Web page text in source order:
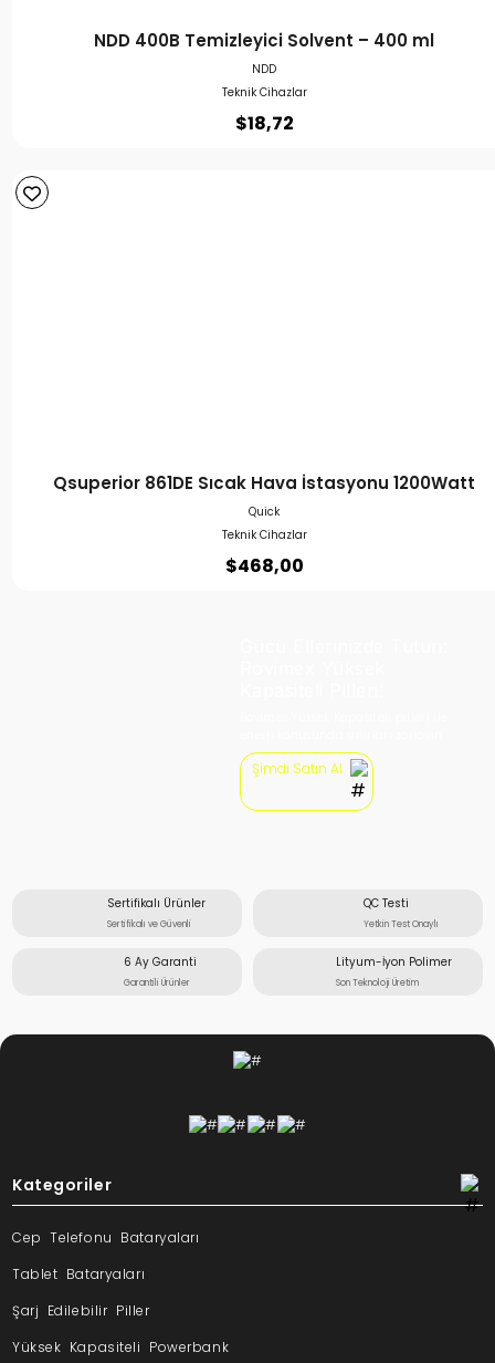
NDD 400B Temizleyici Solvent – 400 ml
NDD
Teknik Cihazlar
$18,72
Qsuperior 861DE Sıcak Hava İstasyonu 1200Watt
Quick
Teknik Cihazlar
$468,00
Şimdi Satın Al
Sertifikalı Ürünler
Sertifikalı ve Güvenli
QC Testi
Yetkin Test Onaylı
6 Ay Garanti
Garantili Ürünler
Lityum-İyon Polimer
Son Teknoloji Üretim
Kategoriler
Cep Telefonu Bataryaları
Tablet Bataryaları
Şarj Edilebilir Piller
Yüksek Kapasiteli Powerbank